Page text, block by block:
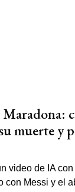
muerte y